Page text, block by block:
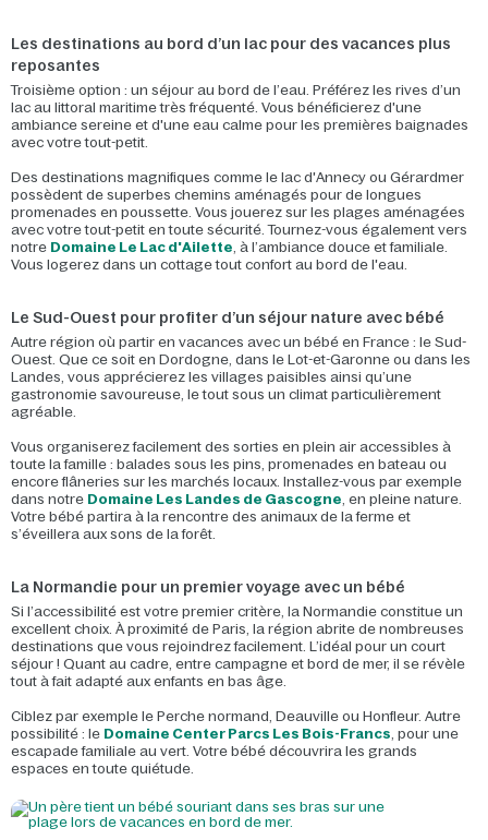
Les destinations au bord d’un lac pour des vacances plus
reposantes
Troisième option : un séjour au bord de l’eau. Préférez les rives d’un
lac au littoral maritime très fréquenté. Vous bénéficierez d'une
ambiance sereine et d'une eau calme pour les premières baignades
avec votre tout-petit.
Des destinations magnifiques comme le lac d'Annecy ou Gérardmer
possèdent de superbes chemins aménagés pour de longues
promenades en poussette. Vous jouerez sur les plages aménagées
avec votre tout-petit en toute sécurité. Tournez-vous également vers
notre Domaine Le Lac d'Ailette, à l’ambiance douce et familiale.
Vous logerez dans un cottage tout confort au bord de l'eau.
Le Sud-Ouest pour profiter d’un séjour nature avec bébé
Autre région où partir en vacances avec un bébé en France : le Sud-
Ouest. Que ce soit en Dordogne, dans le Lot-et-Garonne ou dans les
Landes, vous apprécierez les villages paisibles ainsi qu’une
gastronomie savoureuse, le tout sous un climat particulièrement
agréable.
Vous organiserez facilement des sorties en plein air accessibles à
toute la famille : balades sous les pins, promenades en bateau ou
encore flâneries sur les marchés locaux. Installez-vous par exemple
dans notre Domaine Les Landes de Gascogne, en pleine nature.
Votre bébé partira à la rencontre des animaux de la ferme et
s’éveillera aux sons de la forêt.
La Normandie pour un premier voyage avec un bébé
Si l’accessibilité est votre premier critère, la Normandie constitue un
excellent choix. À proximité de Paris, la région abrite de nombreuses
destinations que vous rejoindrez facilement. L’idéal pour un court
séjour ! Quant au cadre, entre campagne et bord de mer, il se révèle
tout à fait adapté aux enfants en bas âge.
Ciblez par exemple le Perche normand, Deauville ou Honfleur. Autre
possibilité : le Domaine Center Parcs Les Bois-Francs, pour une
escapade familiale au vert. Votre bébé découvrira les grands
espaces en toute quiétude.